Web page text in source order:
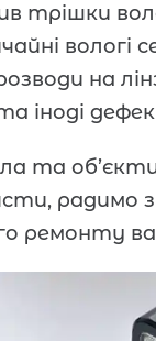
трішки
на
іноді
та
радимо
ремонту